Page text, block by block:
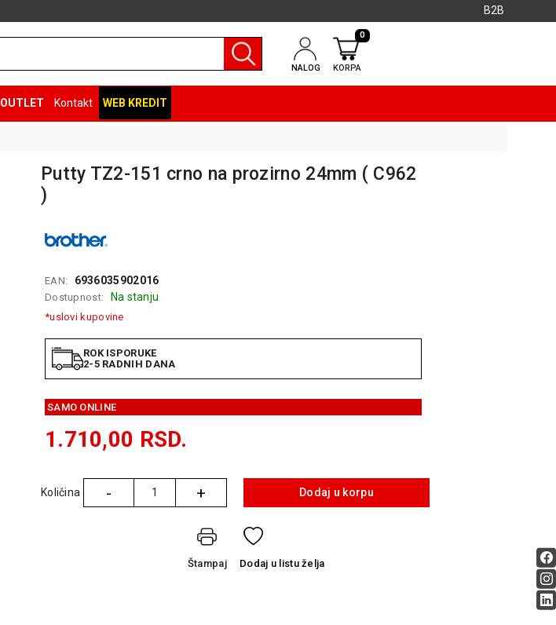
B2B
NALOG KORPA
0
OUTLET Kontakt WEB KREDIT
Putty TZ2-151 crno na prozirno 24mm ( C962
)
EAN: 6936035902016
Dostupnost: Na stanju
*uslovi kupovine
ROK ISPORUKE
2-5 RADNIH DANA
SAMO ONLINE
1.710,00 RSD.
Količina - + Dodaj u korpu
Štampaj Dodaj u listu želja